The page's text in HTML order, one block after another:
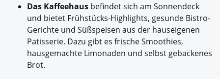
Das Kaffeehaus befindet sich am Sonnendeck
und bietet Frühstücks-Highlights, gesunde Bistro-
Gerichte und Süßspeisen aus der hauseigenen
Patisserie. Dazu gibt es frische Smoothies,
hausgemachte Limonaden und selbst gebackenes
Brot.